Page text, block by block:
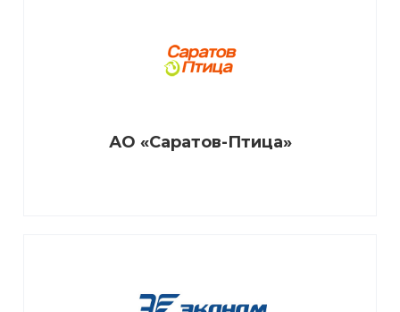
АО «Саратов-Птица»